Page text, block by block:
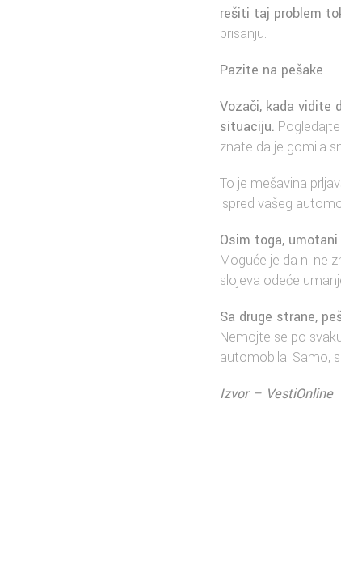
rešiti taj problem
brisanju.
Pazite na pešake
Vozači, kada vidite
situaciju.
znate da je gomila
To je mešavina
ispred vašeg
Osim toga,
Moguće je da ni ne
slojeva odeće
Sa druge strane,
Nemojte se po
automobila. Samo,
Izvor – VestiOnline